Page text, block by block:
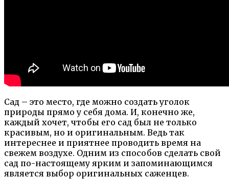
Сад – это место, где можно создать уголок
природы прямо у себя дома. И, конечно же,
каждый хочет, чтобы его сад был не только
красивым, но и оригинальным. Ведь так
интереснее и приятнее проводить время на
свежем воздухе. Одним из способов сделать свой
сад по-настоящему ярким и запоминающимся
является выбор оригинальных саженцев.